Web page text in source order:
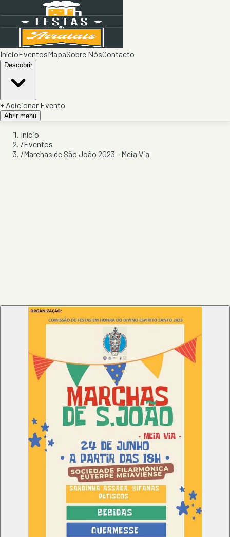
InícioEventosMapaSobre NósContacto
Descobrir
+ Adicionar Evento
Abrir menu
Início
/Eventos
/Marchas de São João 2023 - Meia Via